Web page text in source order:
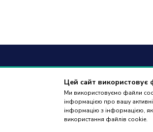
Цей сайт використовує
Ми використовуємо файли
інформацією про вашу
інформацію з інформацією,
використання файлів cookie.